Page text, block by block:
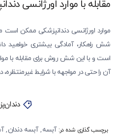
مقابله با موارد اورژانسی
موارد اورژانسی دندانپزشکی ممکن است
شش راهکار، آمادگی بیشتری خواهید
است و با این شش روش برای مقابله با
آن را حتی در مواجهه با شرایط غیرمنتظره،
برچسب گذاری شده در: آبسه,آبسه دندان,